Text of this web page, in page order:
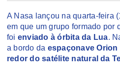
A Nasa lançou na quarta-feira
em que um grupo formado por
foi enviado à órbita da Lua.
a bordo da espaçonave
redor do satélite natural da